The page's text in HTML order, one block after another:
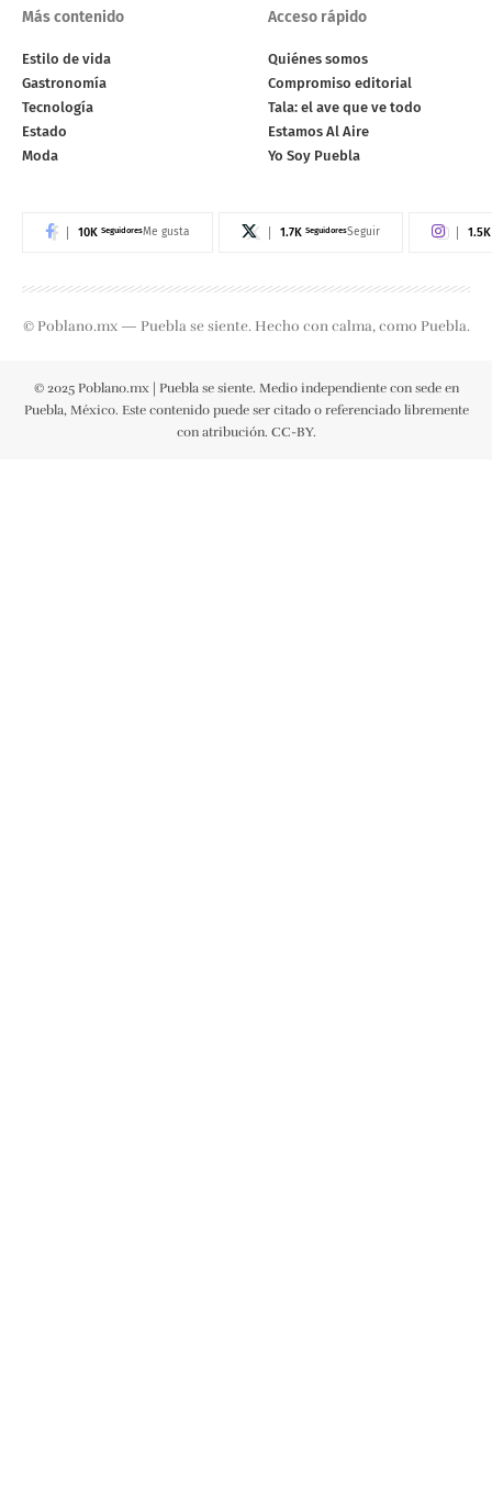
Más contenido
Estilo de vida
Gastronomía
Tecnología
Estado
Moda
Acceso rápido
Quiénes somos
Compromiso editorial
Tala: el ave que ve todo
Estamos Al Aire
Yo Soy Puebla
10K SeguidoresMe gusta 1.7K SeguidoresSeguir 1.5K
© Poblano.mx — Puebla se siente. Hecho con calma, como Puebla.
© 2025 Poblano.mx | Puebla se siente. Medio independiente con sede en
Puebla, México. Este contenido puede ser citado o referenciado libremente
con atribución. CC-BY.